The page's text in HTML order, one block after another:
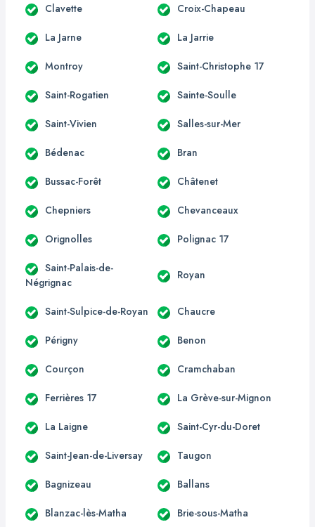
Clavette Croix-Chapeau
La Jarne La Jarrie
Montroy Saint-Christophe 17
Saint-Rogatien Sainte-Soulle
Saint-Vivien Salles-sur-Mer
Bédenac Bran
Bussac-Forêt Châtenet
Chepniers Chevanceaux
Orignolles Polignac 17
Saint-Palais-de-
Négrignac
Royan
Saint-Sulpice-de-Royan Chaucre
Périgny Benon
Courçon Cramchaban
Ferrières 17 La Grève-sur-Mignon
La Laigne Saint-Cyr-du-Doret
Saint-Jean-de-Liversay Taugon
Bagnizeau Ballans
Blanzac-lès-Matha Brie-sous-Matha